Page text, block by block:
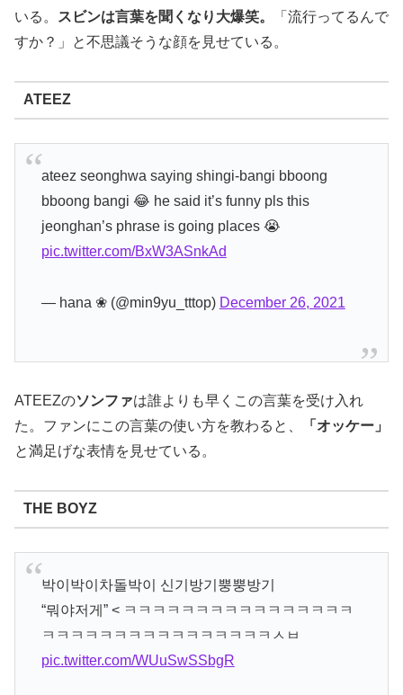
いる。
スビンは言葉を聞くなり大爆笑。
「流行ってるんで
すか？」と不思議そうな顔を見せている。
ATEEZ
ateez seonghwa saying shingi-bangi bboong
bboong bangi 😂 he said it’s funny pls this
jeonghan’s phrase is going places 😭
pic.twitter.com/BxW3ASnkAd
— hana ❀ (@min9yu_tttop) December 26, 2021
ATEEZのソンファは誰よりも早くこの言葉を受け入れ
た。ファンにこの言葉の使い方を教わると、
「オッケー」
と満足げな表情を見せている。
THE BOYZ
박이박이차돌박이 신기방기뿡뿡방기
“뭐야저게” < ㅋㅋㅋㅋㅋㅋㅋㅋㅋㅋㅋㅋㅋㅋㅋㅋ
ㅋㅋㅋㅋㅋㅋㅋㅋㅋㅋㅋㅋㅋㅋㅋㅋㅅㅂ
pic.twitter.com/WUuSwSSbgR